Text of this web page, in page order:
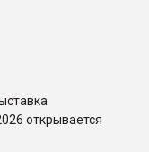
открывается